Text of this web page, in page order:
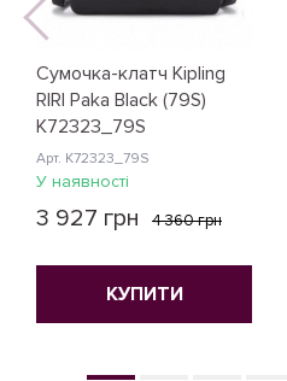
Сумочка-клатч Kipling
RIRI Paka Black (79S)
K72323_79S
Арт. K72323_79S
У наявності
3 927 грн 4 360 грн
КУПИТИ